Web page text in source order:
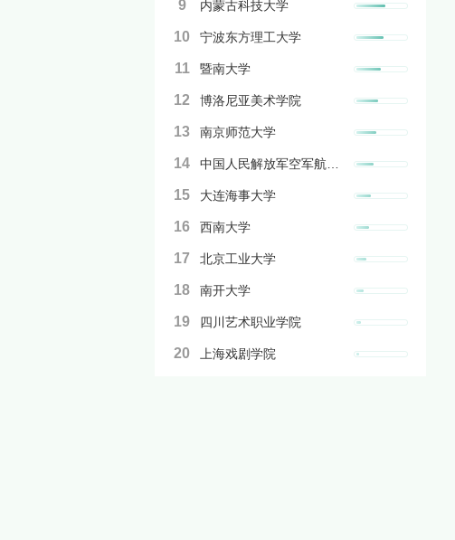
9 内蒙古科技大学
10 宁波东方理工大学
11 暨南大学
12 博洛尼亚美术学院
13 南京师范大学
14
15 大连海事大学
16 西南大学
17 北京工业大学
18 南开大学
19 四川艺术职业学院
20 上海戏剧学院